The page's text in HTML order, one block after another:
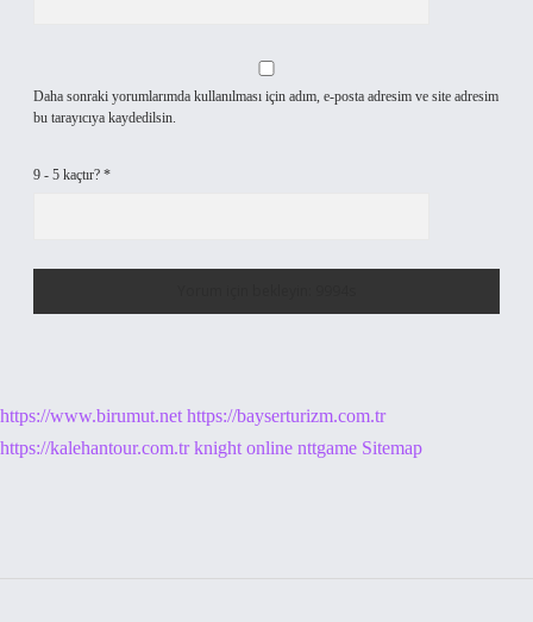
Daha sonraki yorumlarımda kullanılması için adım, e-posta adresim ve site adresim
bu tarayıcıya kaydedilsin.
9 - 5 kaçtır? *
https://www.birumut.net https://bayserturizm.com.tr
https://kalehantour.com.tr knight online nttgame Sitemap